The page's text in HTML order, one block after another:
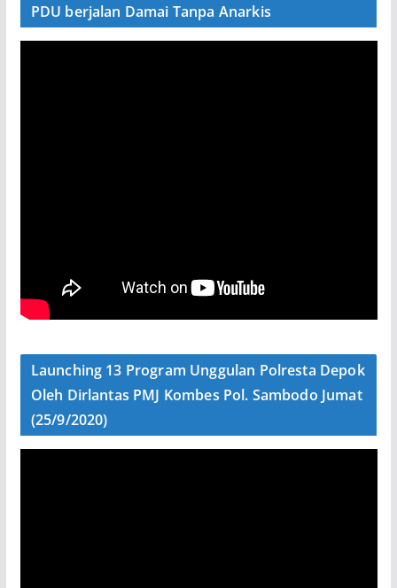
PDU berjalan Damai Tanpa Anarkis
Launching 13 Program Unggulan Polresta Depok
Oleh Dirlantas PMJ Kombes Pol. Sambodo Jumat
(25/9/2020)